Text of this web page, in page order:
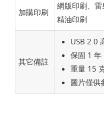
加購印刷
網版印刷、
精油印刷
其它備註
USB 2.0
保固 1 年
重量 15
圖片僅供